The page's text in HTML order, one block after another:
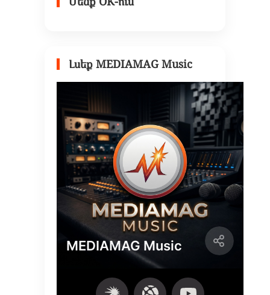
Լսեք MEDIAMAG Music